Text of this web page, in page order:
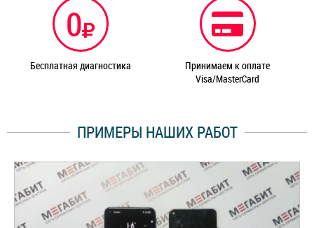
0
Бесплатная диагностика
Принимаем к оплате
Visa/MasterCard
ПРИМЕРЫ НАШИХ РАБОТ